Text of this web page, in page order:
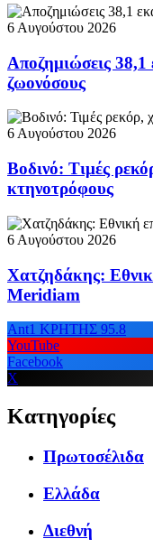
6 Αυγούστου 2026
Αποζημιώσεις
ζωονόσους
6 Αυγούστου 2026
Βοδινό: Τιμές
κτηνοτρόφους
6 Αυγούστου 2026
Χατζηδάκης:
Meridiam
Ant1 ΚΡΗΤΗΣ 95.8
YouTube
Facebook
X
Κατηγορίες
Πρωτοσέλιδα
Ελλάδα
Διεθνή